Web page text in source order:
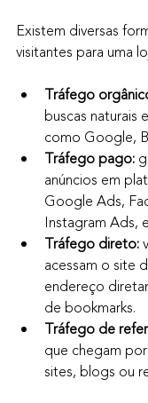
Existem diversas
visitantes para uma
Tráfego
buscas naturais
como Google,
Tráfego pago:
anúncios em
Google Ads,
Instagram Ads,
Tráfego direto:
acessam o site
endereço
de bookmarks.
Tráfego de
que chegam
sites, blogs ou